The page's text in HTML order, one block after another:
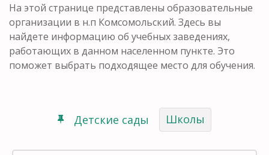
На этой странице представлены образовательные
организации в н.п Комсомольский. Здесь вы
найдете информацию об учебных заведениях,
работающих в данном населенном пункте. Это
поможет выбрать подходящее место для обучения.
Детские сады Школы